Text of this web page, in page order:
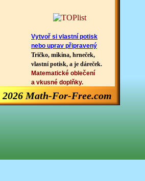
Vytvoř si vlastní potisk
nebo uprav připravený
Tričko, mikina, hrneček,
vlastní potisk, a je dáreček.
Matematické oblečení
a vkusné doplňky.
2026 Math-For-Free.com